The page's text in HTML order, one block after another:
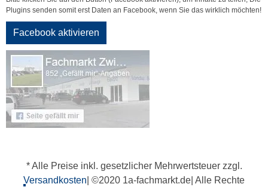
Plugins senden somit erst Daten an Facebook, wenn Sie das wirklich möchten!
Facebook aktivieren
* Alle Preise inkl. gesetzlicher Mehrwertsteuer zzgl.
Versandkosten | ©2020 1a-fachmarkt.de| Alle Rechte